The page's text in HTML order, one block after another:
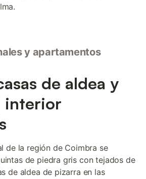
y apartamentos
de aldea y
interior
de la región de Coimbra se
de piedra gris con tejados de
de aldea de pizarra en las